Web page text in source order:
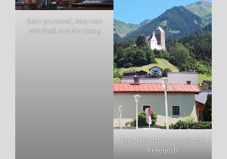
Sehr prunkvoll, Altar von
Veit Stoß aus Nürnberg
Burg Freudsberg, oben das
Kellerjoch